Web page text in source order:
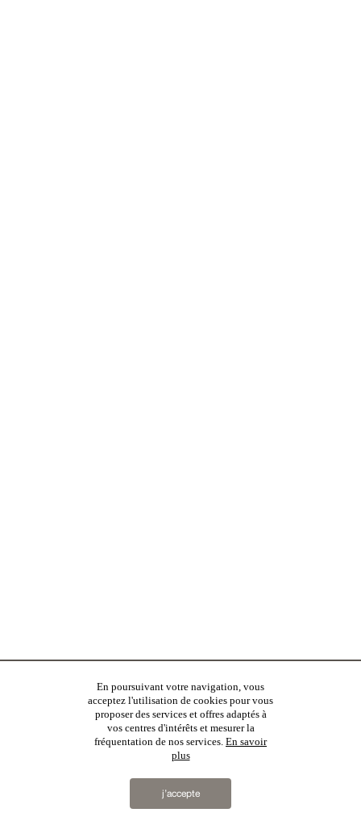
En poursuivant votre navigation, vous
acceptez l'utilisation de cookies pour vous
proposer des services et offres adaptés à
vos centres d'intérêts et mesurer la
fréquentation de nos services. En savoir
plus
j’accepte